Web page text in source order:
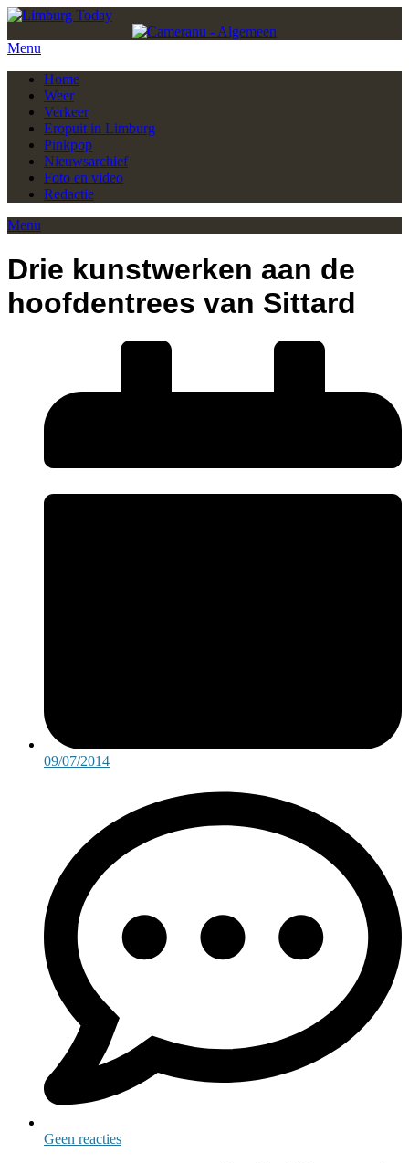
Menu
Home
Weer
Verkeer
Eropuit in Limburg
Pinkpop
Nieuwsarchief
Foto en video
Redactie
Menu
Drie kunstwerken aan de
hoofdentrees van Sittard
09/07/2014
Geen reacties